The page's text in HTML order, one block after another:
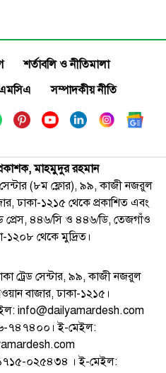
শর্তাবলি ও নীতিমালা
সম্পাদকীয় নীতি
মাহমুদুর রহমান
(৮ম ফ্লোর), ৯৯, কাজী নজরুল
ঢাকা-১২১৫ থেকে প্রকাশিত এবং
প্রেস, ৪৪৬/সি ও ৪৪৬/ডি, তেজগাঁও
১২০৮ থেকে মুদ্রিত।
ট্রেড সেন্টার, ৯৯, কাজী নজরুল
বাজার, ঢাকা-১২১৫।
info@dailyamardesh.com
৭৪৭৪০০। ই-মেইল:
০২৫৪৩৪ । ই-মেইল: